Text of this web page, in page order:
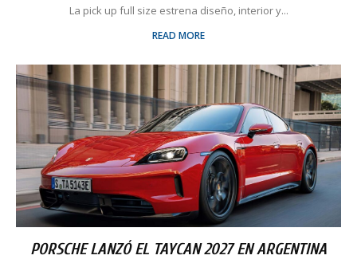
La pick up full size estrena diseño, interior y...
READ MORE
PORSCHE LANZÓ EL TAYCAN 2027 EN ARGENTINA